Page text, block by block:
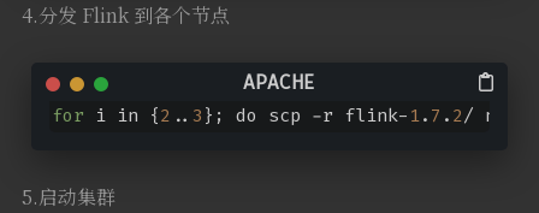
4.分发 Flink 到各个节点
for i in {2 .. 3 }; do scp -r flink- 1. 7 . 2/
5.启动集群